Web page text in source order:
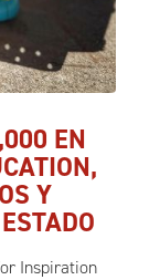
EN
Y
Inspiration